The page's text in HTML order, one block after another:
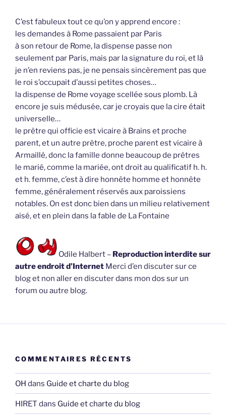
C’est fabuleux tout ce qu’on y apprend encore :
les demandes à Rome passaient par Paris
à son retour de Rome, la dispense passe non
seulement par Paris, mais par la signature du roi, et là
je n’en reviens pas, je ne pensais sincèrement pas que
le roi s’occupait d’aussi petites choses…
la dispense de Rome voyage scellée sous plomb. Là
encore je suis médusée, car je croyais que la cire était
universelle…
le prêtre qui officie est vicaire à Brains et proche
parent, et un autre prêtre, proche parent est vicaire à
Armaillé, donc la famille donne beaucoup de prêtres
le marié, comme la mariée, ont droit au qualificatif h. h.
et h. femme, c’est à dire honnête homme et honnête
femme, généralement réservés aux paroissiens
notables. On est donc bien dans un milieu relativement
aisé, et en plein dans la fable de La Fontaine
Odile Halbert – Reproduction interdite sur
autre endroit d’Internet Merci d’en discuter sur ce
blog et non aller en discuter dans mon dos sur un
forum ou autre blog.
COMMENTAIRES RÉCENTS
OH dans Guide et charte du blog
HIRET dans Guide et charte du blog